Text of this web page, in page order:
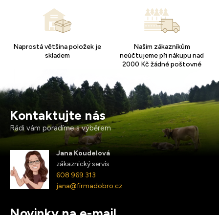
Naprostá většina položek je
skladem
Našim zákazníkům
neúčtujeme při nákupu nad
2000 Kč žádné poštovné
Kontaktujte nás
Rádi vám poradíme s výběrem
Jana Koudelová
zákaznický servis
608 969 313
jana@firmadobro.cz